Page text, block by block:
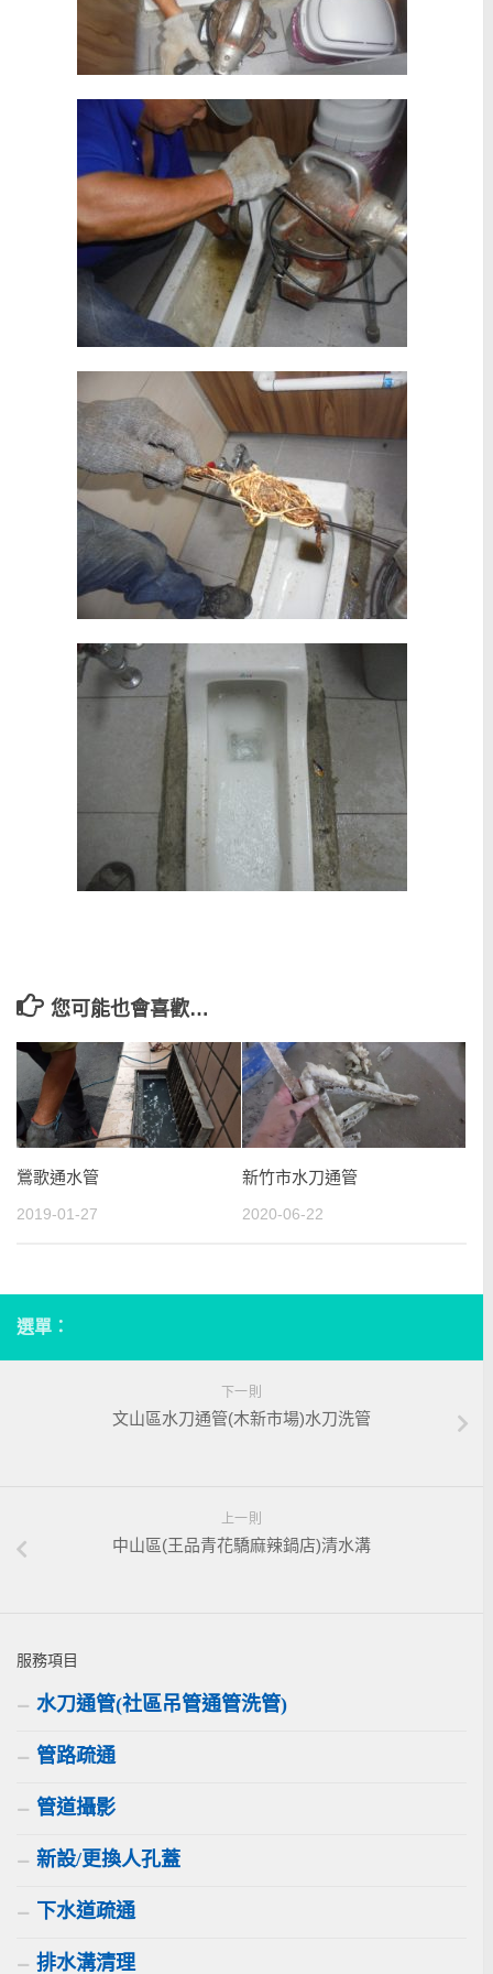
您可能也會喜歡…
鶯歌通水管
2019-01-27
新竹市水刀通管
2020-06-22
選單：
下一則
文山區水刀通管(木新市場)水刀洗管
上一則
中山區(王品青花驕麻辣鍋店)清水溝
服務項目
水刀通管(社區吊管通管洗管)
管路疏通
管道攝影
新設/更換人孔蓋
下水道疏通
排水溝清理